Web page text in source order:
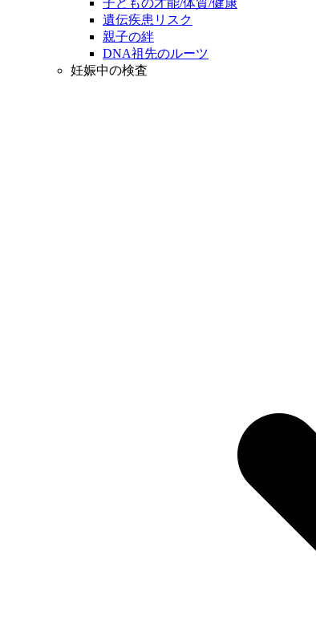
子どもの才能/体質/健康
遺伝疾患リスク
親子の絆
DNA祖先のルーツ
妊娠中の検査